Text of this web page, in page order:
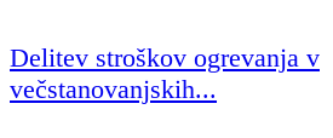
Delitev stroškov ogrevanja v
večstanovanjskih...